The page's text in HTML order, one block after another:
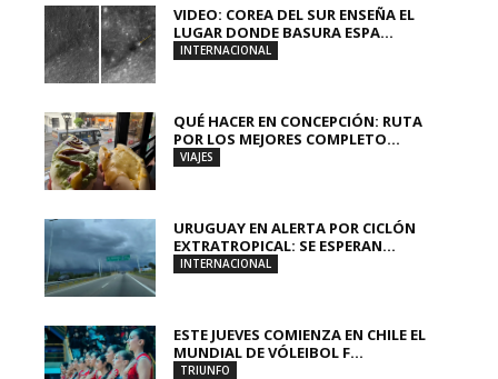
VIDEO: COREA DEL SUR ENSEÑA EL
LUGAR DONDE BASURA ESPA...
INTERNACIONAL
QUÉ HACER EN CONCEPCIÓN: RUTA
POR LOS MEJORES COMPLETO...
VIAJES
URUGUAY EN ALERTA POR CICLÓN
EXTRATROPICAL: SE ESPERAN...
INTERNACIONAL
ESTE JUEVES COMIENZA EN CHILE EL
MUNDIAL DE VÓLEIBOL F...
TRIUNFO